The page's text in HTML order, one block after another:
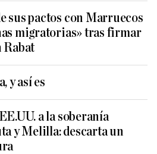
sus pactos con Marruecos
migratorias» tras firmar
Rabat
y así es
a la soberanía
y Melilla: descarta un